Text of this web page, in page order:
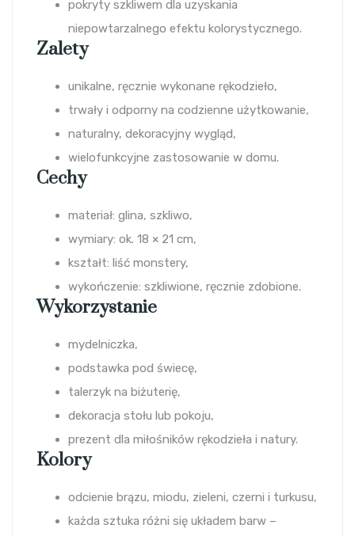
pokryty szkliwem dla uzyskania
niepowtarzalnego efektu kolorystycznego.
Zalety
unikalne, ręcznie wykonane rękodzieło,
trwały i odporny na codzienne użytkowanie,
naturalny, dekoracyjny wygląd,
wielofunkcyjne zastosowanie w domu.
Cechy
materiał: glina, szkliwo,
wymiary: ok. 18 × 21 cm,
kształt: liść monstery,
wykończenie: szkliwione, ręcznie zdobione.
Wykorzystanie
mydelniczka,
podstawka pod świecę,
talerzyk na biżuterię,
dekoracja stołu lub pokoju,
prezent dla miłośników rękodzieła i natury.
Kolory
odcienie brązu, miodu, zieleni, czerni i turkusu,
każda sztuka różni się układem barw –